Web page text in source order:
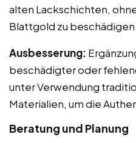
alten Lackschichten,
Blattgold zu beschädigen.
Ausbesserung:
beschädigter oder
unter Verwendung
Materialien, um die
Beratung und Planung